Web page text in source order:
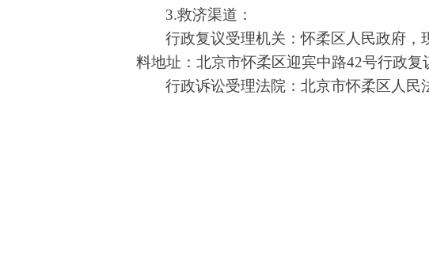
3.救济渠道：
行政复议受理机关：怀柔区人民政府
料地址：北京市怀柔区迎宾中路42号行政复
行政诉讼受理法院：北京市怀柔区人民